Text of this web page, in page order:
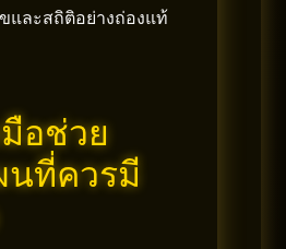
ขและสถิติอย่างถ่องแท้
อช่วย
นที่ควรมี